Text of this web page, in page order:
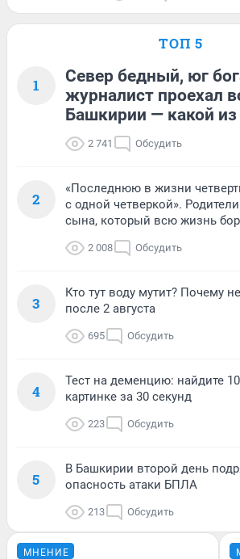
ТОП 5
1
Север бедный, юг
журналист проехал
Башкирии — какой
2 741 Обсудить
2
«Последнюю в жизни
с одной четверкой».
сына, который всю жизнь
2 008 Обсудить
3
Кто тут воду мутит? Почему
после 2 августа
695 Обсудить
4
Тест на деменцию: найдите
картинке за 30 секунд
223 Обсудить
5
В Башкирии второй день
опасность атаки БПЛА
213 Обсудить
МНЕНИЕ